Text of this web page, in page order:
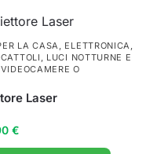
LA CASA, ELETTRONICA,
, LUCI NOTTURNE E
VIDEOCAMERE O
Laser
€